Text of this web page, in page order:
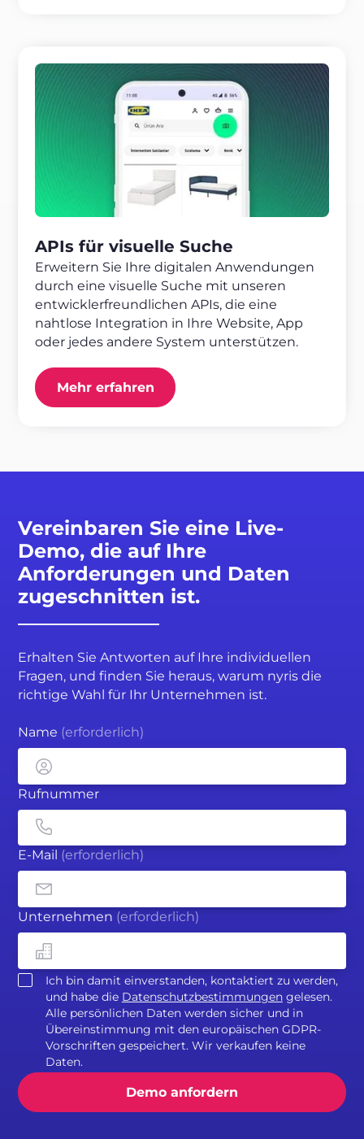
APIs für visuelle Suche
Erweitern Sie Ihre digitalen Anwendungen
durch eine visuelle Suche mit unseren
entwicklerfreundlichen APIs, die eine
nahtlose Integration in Ihre Website, App
oder jedes andere System unterstützen.
Mehr erfahren
Vereinbaren Sie eine Live-
Demo, die auf Ihre
Anforderungen und Daten
zugeschnitten ist.
Erhalten Sie Antworten auf Ihre individuellen
Fragen, und finden Sie heraus, warum nyris die
richtige Wahl für Ihr Unternehmen ist.
Name (erforderlich)
Rufnummer
E-Mail (erforderlich)
Unternehmen (erforderlich)
Ich bin damit einverstanden, kontaktiert zu werden,
und habe die Datenschutzbestimmungengelesen.
Alle persönlichen Daten werden sicher und in
Übereinstimmung mit den europäischen GDPR-
Vorschriften gespeichert. Wir verkaufen keine
Daten.